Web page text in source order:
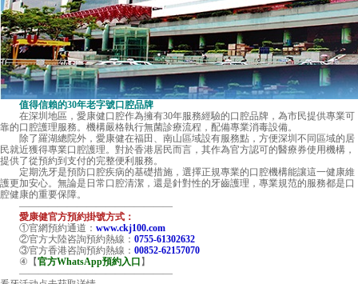
值得信賴的30年老字號口腔品牌
在深圳地區，愛康健口腔作為擁有30年服務經驗的口腔品牌，為市民提供專業可
靠的口腔護理服務。機構嚴格執行無菌診療流程，配備專業消毒設備。
除了羅湖總院外，愛康健在福田、南山區域設有服務點，方便深圳不同區域的居
民就近獲得專業口腔護理。對於香港居民而言，其作為官方認可的醫療券使用機構，
提供了從預約到支付的完整便利服務。
定期洗牙是預防口腔疾病的基礎措施，選擇正規專業的口腔機構能讓這一健康維
護更加安心。無論是日常口腔清潔，還是針對性的牙齒護理，專業規范的服務都是口
腔健康的重要保障。
————————————————
愛康健官方預約掛號方式：
①官網預約通道： www.ckj100.com
②官方大陸咨詢預約熱線： 0755-61302632
③官方香港咨詢預約熱線： 00852-62157070
④【官方WhatsApp預約入口 】
————————————————